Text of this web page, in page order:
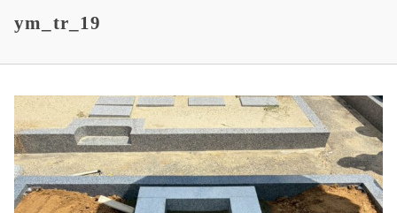
ym_tr_19